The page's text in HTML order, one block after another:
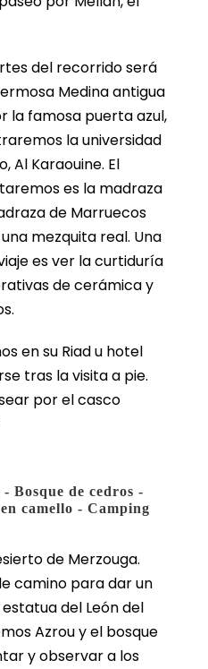
del recorrido será
Medina antigua
la famosa puerta azul,
la universidad
Al Karaouine. El
es la madraza
de Marruecos
mezquita real. Una
es ver la curtiduría
de cerámica y
en su Riad u hotel
tras la visita a pie.
por el casco
Bosque de cedros -
camello - Camping
de Merzouga.
camino para dar un
del León del
Azrou y el bosque
y observar a los